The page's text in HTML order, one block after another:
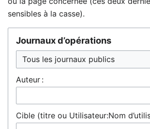
sensibles à la casse).
Journaux d’opérations
Auteur :
Cible (titre ou Utilisateur:Nom